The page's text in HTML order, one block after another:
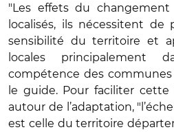
"Les effets du
localisés, ils nécessitent
sensibilité du territoire et
locales principalement
compétence des communes
le guide. Pour faciliter cette
autour de l’adaptation,
est celle du territoire